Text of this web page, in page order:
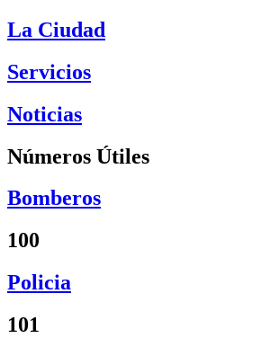
La Ciudad
Servicios
Noticias
Números Útiles
Bomberos
100
Policia
101